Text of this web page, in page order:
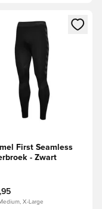
je aan te melden als
een venster om in te
First Seamless
- Zwart
X-Large